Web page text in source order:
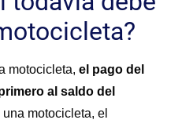
motocicleta, el pago del
al saldo del
motocicleta, el